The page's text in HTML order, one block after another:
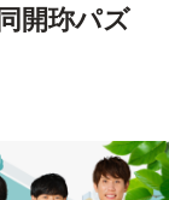
開珎パズ